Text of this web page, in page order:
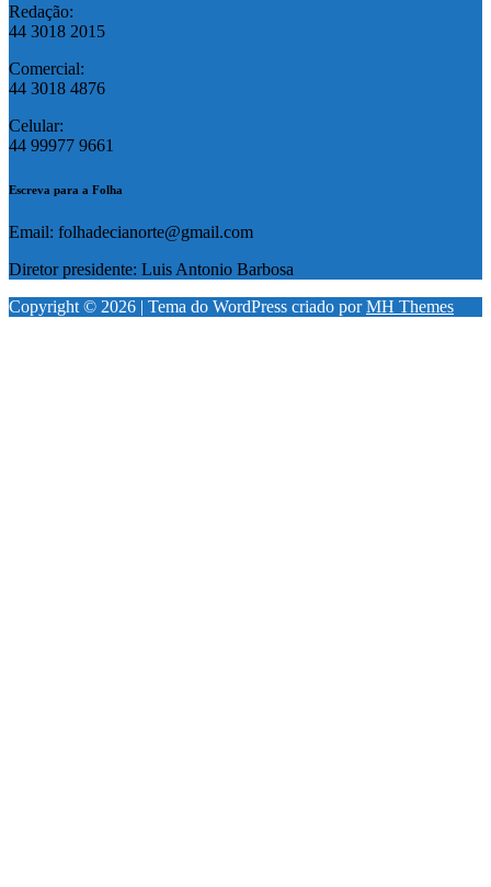
Redação:
44 3018 2015
Comercial:
44 3018 4876
Celular:
44 99977 9661
Escreva para a Folha
Email: folhadecianorte@gmail.com
Diretor presidente: Luis Antonio Barbosa
Copyright © 2026 | Tema do WordPress criado porMH Themes